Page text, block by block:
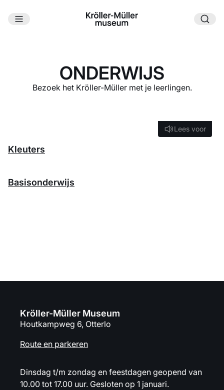
Ga naar hoofdinhoud
ONDERWIJS
Bezoek het Kröller-Müller met je leerlingen.
Lees voor
Lees voor
Kleuters
Basisonderwijs
Kröller-Müller Museum
Houtkampweg 6, Otterlo
Route en parkeren
Dinsdag t/m zondag en feestdagen geopend van
10.00 tot 17.00 uur. Gesloten op 1 januari.